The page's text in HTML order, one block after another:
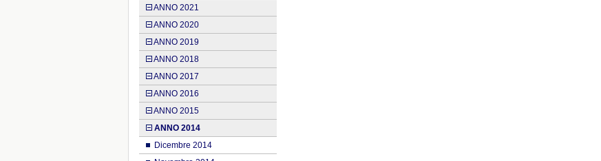
ANNO 2021
ANNO 2020
ANNO 2019
ANNO 2018
ANNO 2017
ANNO 2016
ANNO 2015
ANNO 2014
Dicembre 2014